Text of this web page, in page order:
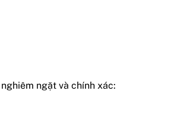
ngặt và chính xác: